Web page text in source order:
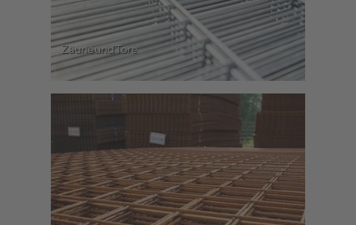
Zäune und Tore